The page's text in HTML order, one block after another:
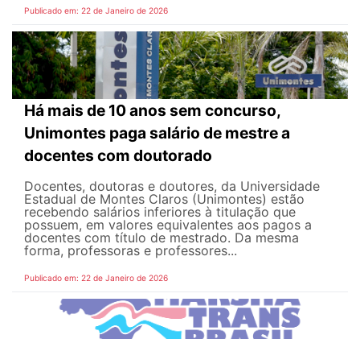
Publicado em: 22 de Janeiro de 2026
Há mais de 10 anos sem concurso,
Unimontes paga salário de mestre a
docentes com doutorado
Docentes, doutoras e doutores, da Universidade
Estadual de Montes Claros (Unimontes) estão
recebendo salários inferiores à titulação que
possuem, em valores equivalentes aos pagos a
docentes com título de mestrado. Da mesma
forma, professoras e professores...
Publicado em: 22 de Janeiro de 2026